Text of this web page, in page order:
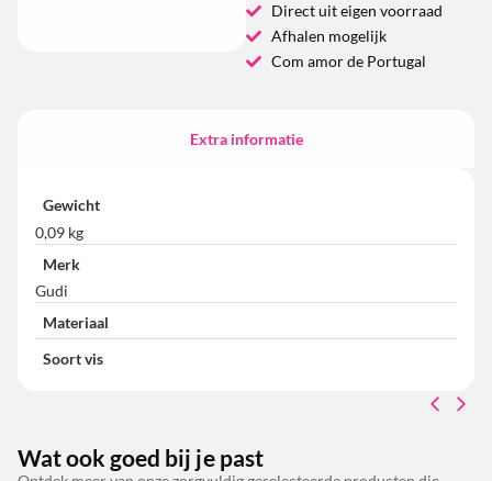
Direct uit eigen voorraad
Afhalen mogelijk
Com amor de Portugal
Extra informatie
Gewicht
0,09 kg
Merk
Gudi
Materiaal
Soort vis
Wat ook goed bij je past